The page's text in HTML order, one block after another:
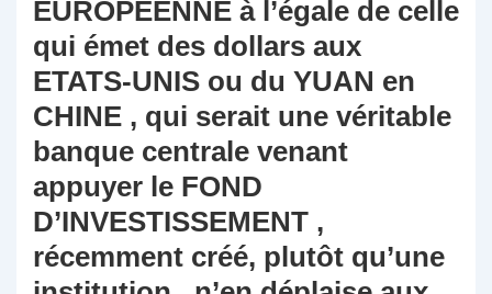
EUROPEENNE à l’égale de celle
qui émet des dollars aux
ETATS-UNIS ou du YUAN en
CHINE , qui serait une véritable
banque centrale venant
appuyer le FOND
D’INVESTISSEMENT ,
récemment créé, plutôt qu’une